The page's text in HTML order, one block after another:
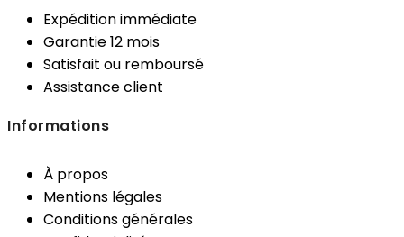
Expédition immédiate
Garantie 12 mois
Satisfait ou remboursé
Assistance client
Informations
À propos
Mentions légales
Conditions générales